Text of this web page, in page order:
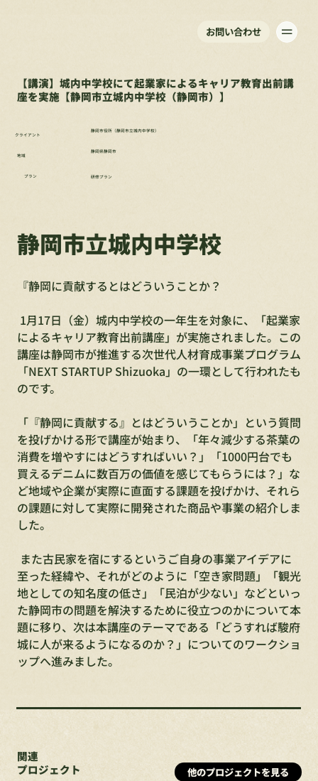
お問い合わせ
【講演】城内中学校にて起業家によるキャリア教育出前講
座を実施【静岡市立城内中学校（静岡市）】
クライアント
静岡市役所（静岡市立城内中学校）
地域
静岡県静岡市
プラン 研修プラン
静岡市立城内中学校
『静岡に貢献するとはどういうことか？
によるキャリア教育出前講座」が実施されました。この
講座は静岡市が推進する次世代人材育成事業プログラム
「NEXT STARTUP Shizuoka」の一環として行われたも
のです。
​「『静岡に貢献する』とはどういうことか」という質問
を投げかける形で講座が始まり、「年々減少する茶葉の
消費を増やすにはどうすればいい？」「1000円台でも
買えるデニムに数百万の価値を感じてもらうには？」な
ど地域や企業が実際に直面する課題を投げかけ、それら
の課題に対して実際に開発された商品や事業の紹介しま
した。
至った経緯や、それがどのように「空き家問題」「観光
地としての知名度の低さ」「民泊が少ない」などといっ
た静岡市の問題を解決するために役立つのかについて本
題に移り、次は本講座のテーマである「どうすれば駿府
城に人が来るようになるのか？」についてのワークショ
ップへ進みました。
関連
プロジェクト
他のプロジェクトを見る